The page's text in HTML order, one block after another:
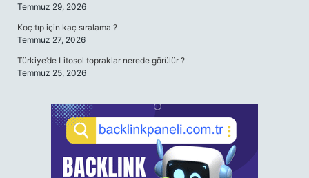
Temmuz 29, 2026
Koç tıp için kaç sıralama ?
Temmuz 27, 2026
Türkiye’de Litosol topraklar nerede görülür ?
Temmuz 25, 2026